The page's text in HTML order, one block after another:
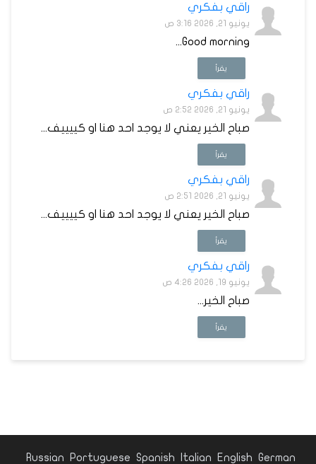
راقي بفكري
يونيو 21, 2026 3:16 ص
Good morning...
يقرأ
راقي بفكري
يونيو 21, 2026 2:52 ص
صباح الخير يعني لا يوجد احد هنا او كييييف...
يقرأ
راقي بفكري
يونيو 21, 2026 2:51 ص
صباح الخير يعني لا يوجد احد هنا او كييييف...
يقرأ
راقي بفكري
يونيو 19, 2026 4:26 ص
صباح الخير...
يقرأ
German
English
Italian
Spanish
Portuguese
Russian